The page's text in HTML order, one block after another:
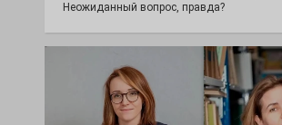
Неожиданный вопрос, правда?